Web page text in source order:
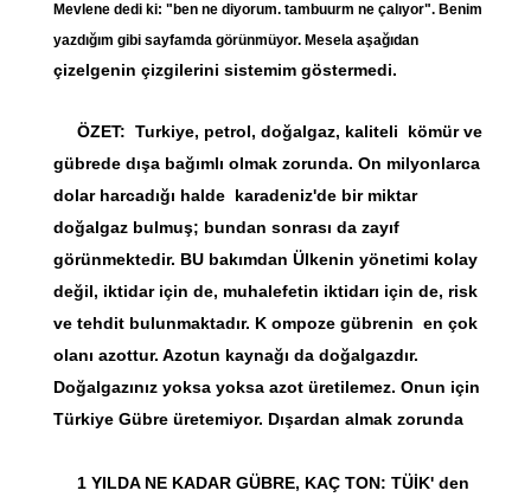
Mevlene dedi ki: "ben ne diyorum. tambuurm ne çalıyor". Benim
yazdığım gibi sayfamda görünmüyor. Mesela aşağıdan
çizelgenin çizgilerini sistemim göstermedi.
ÖZET: Turkiye, petrol, doğalgaz, kaliteli kömür ve
gübrede dışa bağımlı olmak zorunda. On milyonlarca
dolar harcadığı halde karadeniz'de bir miktar
doğalgaz bulmuş; bundan sonrası da zayıf
görünmektedir. BU bakımdan Ülkenin yönetimi kolay
değil, iktidar için de, muhalefetin iktidarı için de, risk
ve tehdit bulunmaktadır. K ompoze gübrenin en çok
olanı azottur. Azotun kaynağı da doğalgazdır.
Doğalgazınız yoksa yoksa azot üretilemez. Onun için
Türkiye Gübre üretemiyor. Dışardan almak zorunda
1 YILDA NE KADAR GÜBRE, KAÇ TON: TÜİK' den